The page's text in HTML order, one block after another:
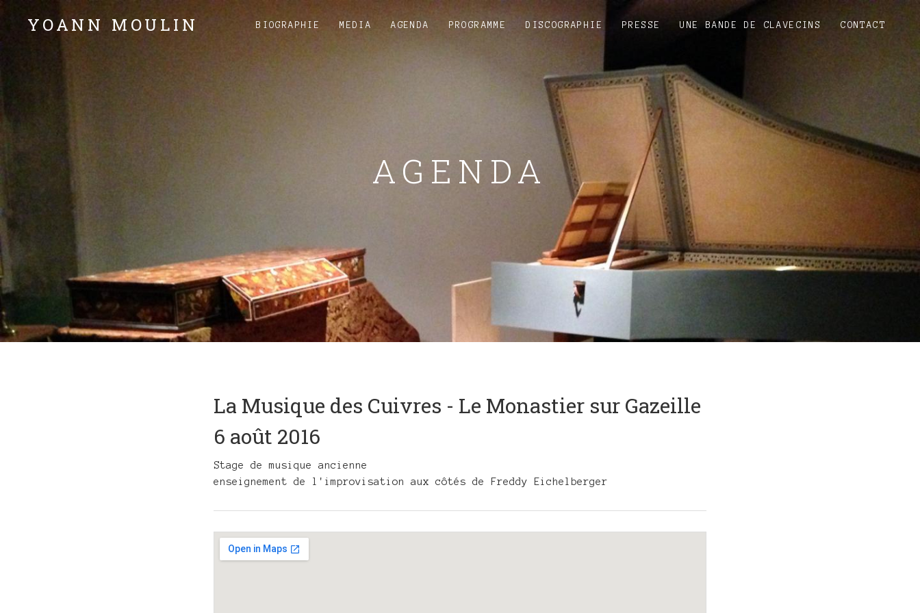
YOANN MOULIN BIOGRAPHIE MEDIA AGENDA PROGRAMME DISCOGRAPHIE PRESSE UNE BANDE DE CLAVECINS CONTACT
AGENDA
La Musique des Cuivres - Le Monastier sur Gazeille
6 août 2016
Stage de musique ancienne
enseignement de l'improvisation aux côtés de Freddy Eichelberger
Details